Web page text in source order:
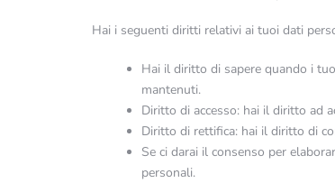
Hai i seguenti diritti relativi ai tuoi dati
Hai il diritto di sapere quando i
mantenuti.
Diritto di accesso: hai il diritto ad
Diritto di rettifica: hai il diritto di
Se ci darai il consenso per
personali.